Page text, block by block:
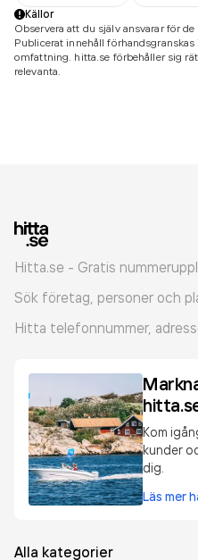
Källor
Observera att du själv ansvarar för
Publicerat innehåll
omfattning. hitta.se förbehåller sig
relevanta.
Hitta.se - Gratis
Sök företag, personer och
Hitta telefonnummer,
Kom
kunder
dig.
Läs mer
Alla kategorier